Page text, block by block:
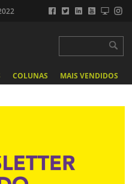
COLUNAS MAIS VENDIDOS